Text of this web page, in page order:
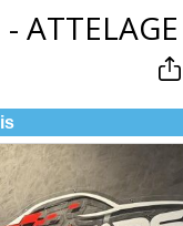
ATTELAGE